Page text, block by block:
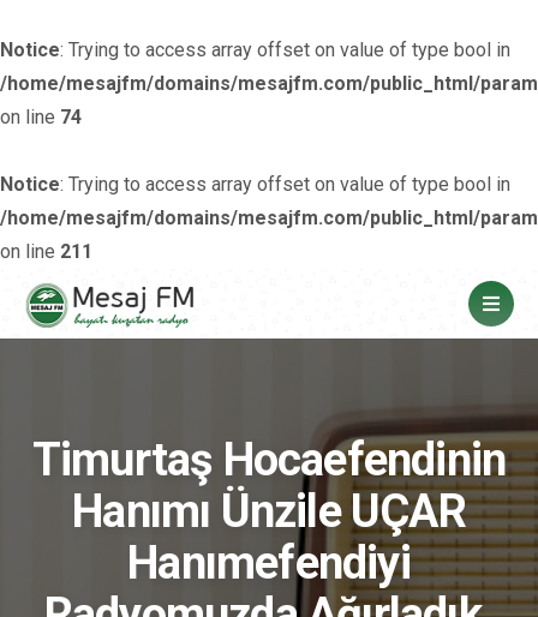
Notice: Trying to access array offset on value of type bool in
/home/mesajfm/domains/mesajfm.com/public_html/
on line 74
Notice: Trying to access array offset on value of type bool in
/home/mesajfm/domains/mesajfm.com/public_html/
on line 211
Timurtaş Hocaefendinin
Hanımı Ünzile UÇAR
Hanımefendiyi